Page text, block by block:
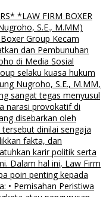
*LAW FIRM BOXER
S.E., M.MM)
Group Kecam
dan Pembunuhan
di Media Sosial
selaku kuasa hukum
Nugroho, S.E., M.MM,
sangat tegas menyusul
narasi provokatif di
disebarkan oleh
dinilai sengaja
fakta, dan
karir politik serta
Dalam hal ini, Law Firm
poin penting kepada
• Pemisahan Peristiwa